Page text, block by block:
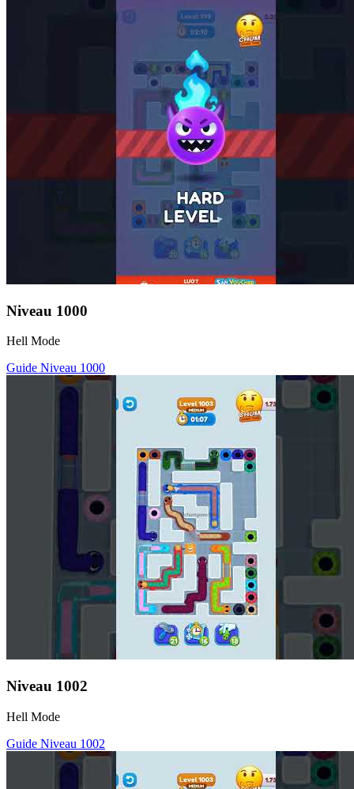
Niveau 1000
Hell Mode
Guide Niveau 1000
Niveau 1002
Hell Mode
Guide Niveau 1002